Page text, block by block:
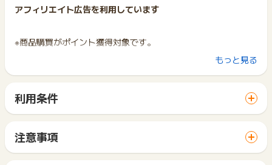
アフィリエイト広告を利用しています
※商品購買がポイント獲得対象です。
※下記商品はポイント獲得対象外となりますのでご注意くださ
い。
(2) Alinoma（アリノマ）での購入商品
(3) 定期便・頒布会商品の2回目以降
(5) その他、支払が発生しない懸賞・モニターなどの応募、カ
タログ請求
(6) 虚偽、悪戯、キャンセル、返品・交換の場合
もっと見る
利用条件
サイトに移動してからお申し込みやお買い物が完了するまでの
間に、同じブラウザ（※）で他のサイトに移動した場合はポイン
ト獲得ができません。
注意事項